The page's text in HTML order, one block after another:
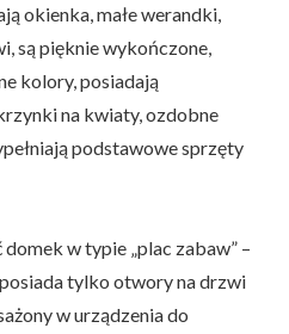
okienka, małe werandki,
są pięknie wykończone,
kolory, posiadają
na kwiaty, ozdobne
podstawowe sprzęty
w typie „plac zabaw” –
tylko otwory na drzwi
w urządzenia do